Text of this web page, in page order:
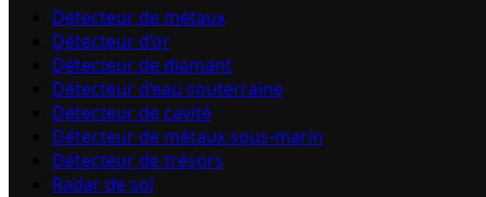
Détecteur de métaux
Détecteur d’or
Détecteur de diamant
Détecteur d’eau souterraine
Détecteur de cavité
Détecteur de métaux sous-marin
Détecteur de trésors
Radar de sol